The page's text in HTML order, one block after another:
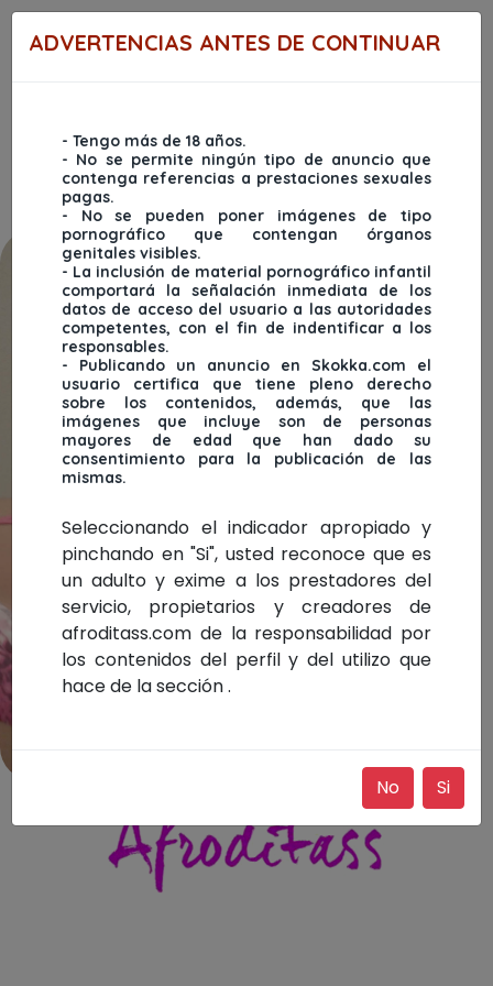
Menu
ADVERTENCIAS ANTES DE CONTINUAR
- Tengo más de 18 años.
- No se permite ningún tipo de anuncio que
contenga referencias a prestaciones sexuales
pagas.
- No se pueden poner imágenes de tipo
pornográfico que contengan órganos
genitales visibles.
- La inclusión de material pornográfico infantil
comportará la señalación inmediata de los
datos de acceso del usuario a las autoridades
competentes, con el fin de indentificar a los
responsables.
- Publicando un anuncio en Skokka.com el
usuario certifica que tiene pleno derecho
sobre los contenidos, además, que las
imágenes que incluye son de personas
mayores de edad que han dado su
consentimiento para la publicación de las
mismas.
Seleccionando el indicador apropiado y
pinchando en "Si", usted reconoce que es
un adulto y exime a los prestadores del
servicio, propietarios y creadores de
afroditass.com de la responsabilidad por
los contenidos del perfil y del utilizo que
hace de la sección .
No Si